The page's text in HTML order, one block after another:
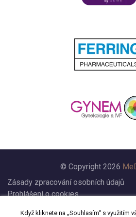
© Copyright 2026
Zásady zpracování osobních údajů
Prohlášení o cookies
Když kliknete na „Souhlasím“ s využitím